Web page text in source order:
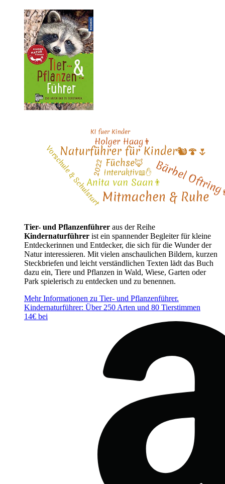
Tier- und Pflanzenführer aus der Reihe
Kindernaturführer ist ein spannender Begleiter für kleine
Entdeckerinnen und Entdecker, die sich für die Wunder der
Natur interessieren. Mit vielen anschaulichen Bildern, kurzen
Steckbriefen und leicht verständlichen Texten lädt das Buch
dazu ein, Tiere und Pflanzen in Wald, Wiese, Garten oder
Park spielerisch zu entdecken und zu benennen.
Mehr Informationen zu Tier- und Pflanzenführer.
Kindernaturführer: Über 250 Arten und 80 Tierstimmen
14€ bei